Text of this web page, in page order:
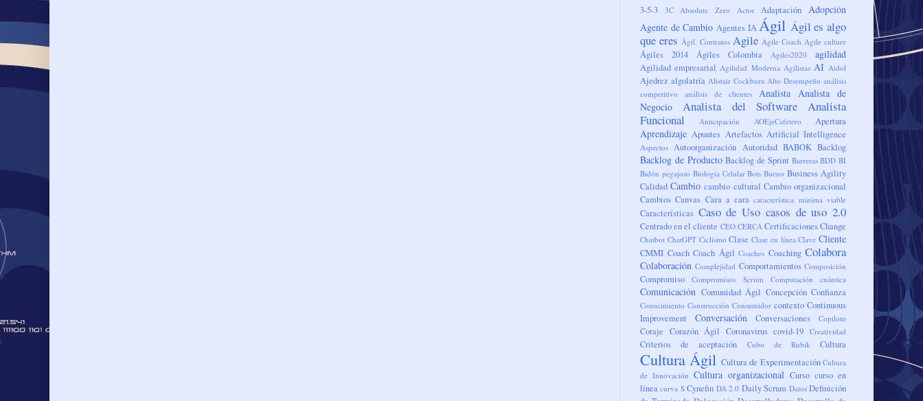
3-5-3
3C Absolute Zero Actor Adaptación Adopción
Agente de Cambio Agentes IA Ágil Ágil es algo
que eres Ágil. Contratos Agile Agile Coach Agile culture
Ágiles 2014 Ágiles Colombia Agiles2020 agilidad
Agilidad empresarial Agilidad Moderna Agilistas AI Aidol
Ajedrez algolatría Alistair Cockburn Alto Desempeño análisis
competitivo
análisis de clientes Analista Analista de
Negocio
Analista del Software
Analista
Funcional
Anticipación AOEjeCafetero Apertura
Aprendizaje Apuntes Artefactos Artificial Intelligence
Aspectos Autoorganización Autoridad BABOK Backlog
Backlog de Producto Backlog de Sprint Barreras BDD BI
Bidón pegajoso Biología Celular Bots Bueno Business Agility
Calidad Cambio cambio cultural Cambio organizacional
Cambios Canvas Cara a cara característica mínima viable
Características Caso de Uso casos de uso 2.0
Centrado en el cliente CEO CERCA CertificacionesChange
Chatbot ChatGPT Ciclismo Clase Clase en línea Clave Cliente
CMMI Coach Coach Ágil Coaches Coaching Colabora
Colaboración Complejidad Comportamientos Composición
Compromiso Compromisos Scrum Computación cuántica
Comunicación Comunidad Ágil Concepción Confianza
Conocimiento Construcción Consumidor contexto Continuous
Improvement
Conversación Conversaciones Copiloto
Coraje Corazón Ágil Coronavirus covid-19 Creatividad
Criterios de aceptación Cubo de Rubik Cultura
Cultura Ágil Cultura de Experimentación Cultura
de Innovación Cultura organizacional Curso curso en
línea curva S Cynefin DA 2.0 Daily Scrum Datos Definición